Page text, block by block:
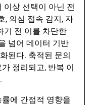
이상 선택이 아닌 전
, 의심 접속 감지, 자
기 전 이를 차단한
넘어 데이터 기반
된다. 축적된 문의
정리되고, 반복 이
에 간접적 영향을